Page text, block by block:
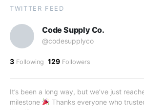
TWITTER FEED
Code Supply Co.
@codesupplyco
3 Following 129 Followers
It’s been a long way, but we’ve just
milestone
Thanks everyone who